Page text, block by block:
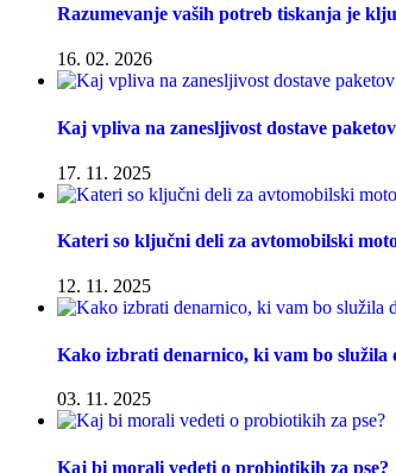
Razumevanje vaših potreb tiskanja je
16. 02. 2026
Kaj vpliva na zanesljivost dostave
17. 11. 2025
Kateri so ključni deli za avtomobilski
12. 11. 2025
Kako izbrati denarnico, ki vam bo služila
03. 11. 2025
Kaj bi morali vedeti o probiotikih za pse?